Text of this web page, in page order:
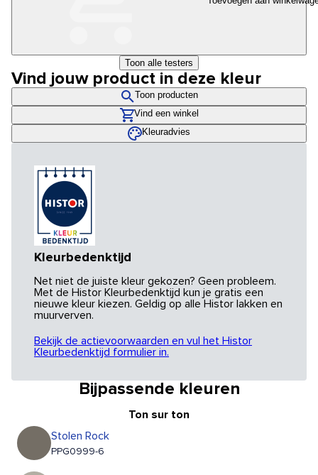
Toon alle testers
Vind jouw product in deze kleur
Toon producten
Vind een winkel
Kleuradvies
Kleurbedenktijd
Net niet de juiste kleur gekozen? Geen probleem.
Met de Histor Kleurbedenktijd kun je gratis een
nieuwe kleur kiezen. Geldig op alle Histor lakken en
muurverven.
Bekijk de actievoorwaarden en vul het Histor
Kleurbedenktijd formulier in.
Bijpassende kleuren
Ton sur ton
Stolen Rock
PPG0999-6